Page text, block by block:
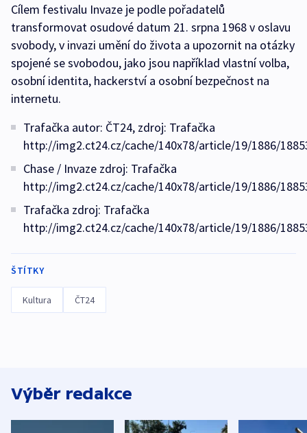
Cílem festivalu Invaze je podle pořadatelů
transformovat osudové datum 21. srpna 1968 v oslavu
svobody, v invazi umění do života a upozornit na otázky
spojené se svobodou, jako jsou například vlastní volba,
osobní identita, hackerství a osobní bezpečnost na
internetu.
Trafačka autor: ČT24, zdroj: Trafačka
http://img2.ct24.cz/cache/140x78/article/19/1886/
Chase / Invaze zdroj: Trafačka
http://img2.ct24.cz/cache/140x78/article/19/1886/
Trafačka zdroj: Trafačka
http://img2.ct24.cz/cache/140x78/article/19/1886/
ŠTÍTKY
Kultura ČT24
Výběr redakce